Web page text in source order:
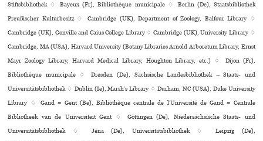
Stiftsbibliothek ♢ Bayeux (Fr), Bibliothèque muni­ci­pale ♢ Berlin (De), Staatsbibliothek
Preußischer Kulturbesitz ♢ Cambridge (UK), Department of Zoology, Balfour Library ♢
Cambridge (UK), Gonville and Caius College Library ♢ Cambridge (UK), University Library ♢
Cambridge, MA (USA), Harvard University (Botany Libraries Arnold Arboretum Library, Ernst
Mayr Zoology Library, Harvard Medical Library, Houghton Library, etc.) ♢ Dijon (Fr),
Bibliothèque muni­ci­pale ♢ Dresden (De), Sächsische Landesbibliothek – Staats- und
Universitätsbibliothek ♢ Dublin (Ie), Marsh’s Library ♢ Durham, NC (USA), Duke University
Library ♢ Gand = Gent (Be), Bibliothèque centrale de l’Université de Gand = Centrale
Bibliotheek van de Universiteit Gent ♢ Göttingen (De), Niedersächsische Staats- und
Universitätsbibliothek ♢ Jena (De), Universitätsbibliothek ♢ Leipzig (De),